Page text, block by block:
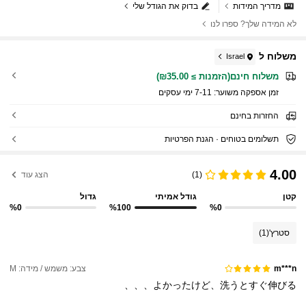
בדוק את הגודל שלי
מדריך המידות
לא המידה שלך? ספרו לנו
משלוח ל Israel
משלוח חינם(הזמנות ≥ ₪35.00)
זמן אספקה ​​משוער: 7-11 ימי עסקים
החזרות בחינם
תשלומים בטוחים · הגנת הפרטיות
4.00
(1) הצג עוד
קטן
%0
גודל אמיתי
%100
גדול
%0
סטרץ'(1)
m***n צבע: משמש / מידה: M
よかったけど、洗うとすぐ伸びる、、、